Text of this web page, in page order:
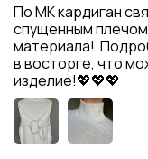
По МК кардиган
спущенным
материала!
в восторге, что
изделие!💖💖💖